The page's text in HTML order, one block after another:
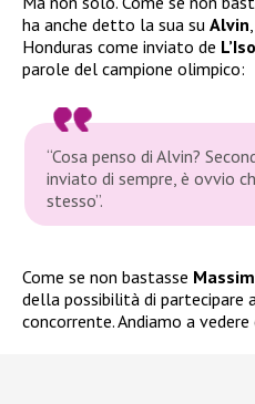
ha anche detto la sua su Alvin
Honduras come inviato de
parole del campione olimpico:
“Cosa penso di Alvin?
inviato di sempre, è ovvio
stesso”.
Come se non bastasse
della possibilità di partecipare
concorrente. Andiamo a